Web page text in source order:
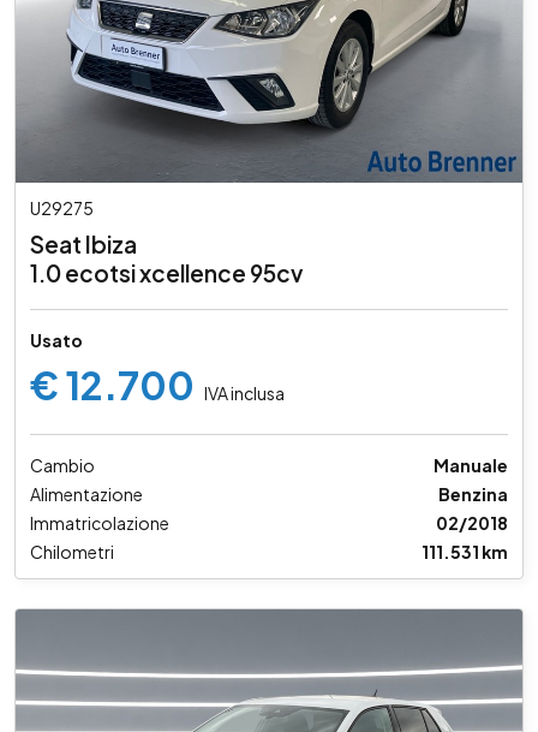
U29275
Seat Ibiza
1.0 ecotsi xcellence 95cv
Usato
€ 12.700 IVA inclusa
Cambio
Manuale
Alimentazione
Benzina
Immatricolazione
02/2018
Chilometri
111.531 km